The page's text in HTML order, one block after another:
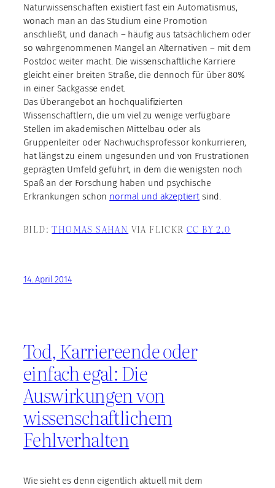
Naturwissenschaften existiert fast ein Automatismus,
wonach man an das Studium eine Promotion
anschließt, und danach – häufig aus tatsächlichem oder
so wahrgenommenen Mangel an Alternativen – mit dem
Postdoc weiter macht. Die wissenschaftliche Karriere
gleicht einer breiten Straße, die dennoch für über 80%
in einer Sackgasse endet.
Das Überangebot an hochqualifizierten
Wissenschaftlern, die um viel zu wenige verfügbare
Stellen im akademischen Mittelbau oder als
Gruppenleiter oder Nachwuchsprofessor konkurrieren,
hat längst zu einem ungesunden und von Frustrationen
geprägten Umfeld geführt, in dem die wenigsten noch
Spaß an der Forschung haben und psychische
Erkrankungen schon normal und akzeptiert sind.
BILD:THOMAS SAHAN VIA FLICKRCC BY 2.0
14. April 2014
Tod, Karriereende oder
einfach egal: Die
Auswirkungen von
wissenschaftlichem
Fehlverhalten
Wie sieht es denn eigentlich aktuell mit dem